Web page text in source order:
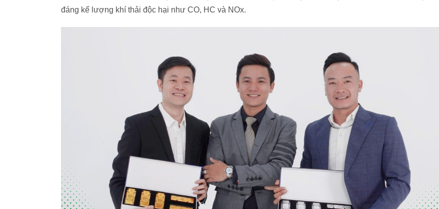
đáng kể lượng khí thải độc hại như CO, HC và NOx.